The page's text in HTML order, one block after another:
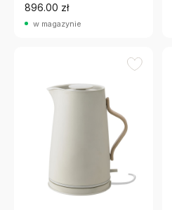
896.00 zł
w magazynie